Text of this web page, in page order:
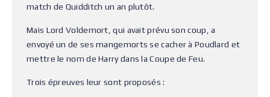
match de Quidditch un an plutôt.
Mais Lord Voldemort, qui avait prévu son coup, a
envoyé un de ses mangemorts se cacher à Poudlard et
mettre le nom de Harry dans la Coupe de Feu.
Trois épreuves leur sont proposés :